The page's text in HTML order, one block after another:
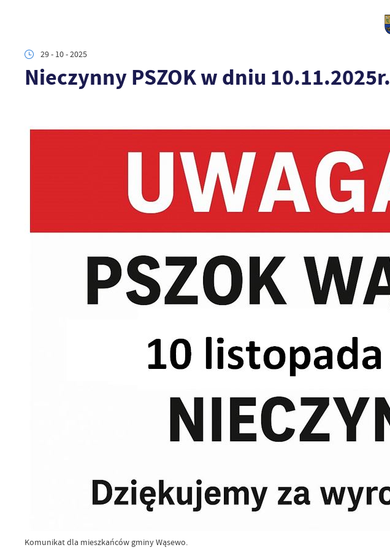
29 - 10 - 2025
Nieczynny PSZOK w dniu 10.11.2025r.
Komunikat dla mieszkańców gminy Wąsewo.